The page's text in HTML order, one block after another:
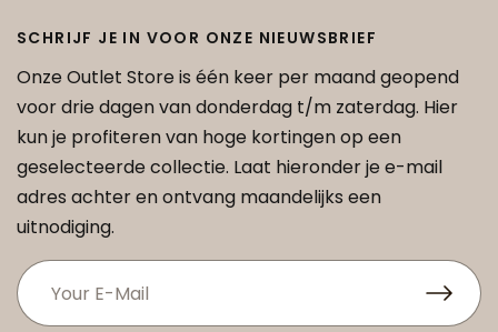
SCHRIJF JE IN VOOR ONZE NIEUWSBRIEF
Onze Outlet Store is één keer per maand geopend
voor drie dagen van donderdag t/m zaterdag. Hier
kun je profiteren van hoge kortingen op een
geselecteerde collectie. Laat hieronder je e-mail
adres achter en ontvang maandelijks een
uitnodiging.